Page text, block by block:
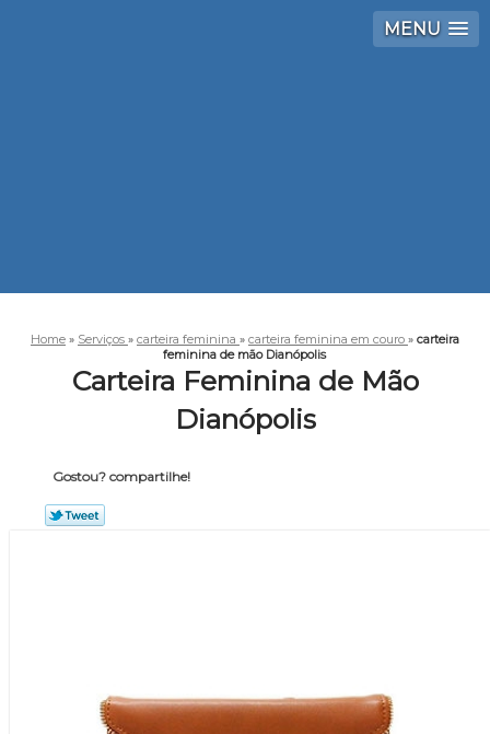
MENU
Home » Serviços » carteira feminina » carteira feminina em couro » carteira
feminina de mão Dianópolis
Carteira Feminina de Mão
Dianópolis
Gostou? compartilhe!